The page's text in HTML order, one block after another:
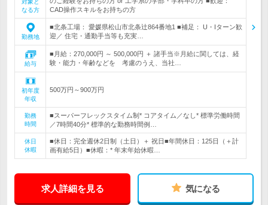
対象と
なる方
CAD操作スキルをお持ちの方
勤務地
■北条工場： 愛媛県松山市北条辻864番地1 ■補足： U・Iターン歓
迎／ 住宅・通勤手当等も充実…
給与
■月給：270,000円 ～ 500,000円 ＋ 諸手当※月給に関しては、経
験・能力・年齢などを 考慮のうえ、当社…
初年度
年収
500万円～900万円
勤務
時間
■スーパーフレックスタイム制* コアタイム／なし* 標準労働時間
／7時間40分* 標準的な勤務時間例…
休日
休暇
■休日：完全週休2日制（土日）＋ 祝日■年間休日：125日（＋計
画有給5日）■休暇：* 年末年始休暇…
求人詳細を見る 気になる